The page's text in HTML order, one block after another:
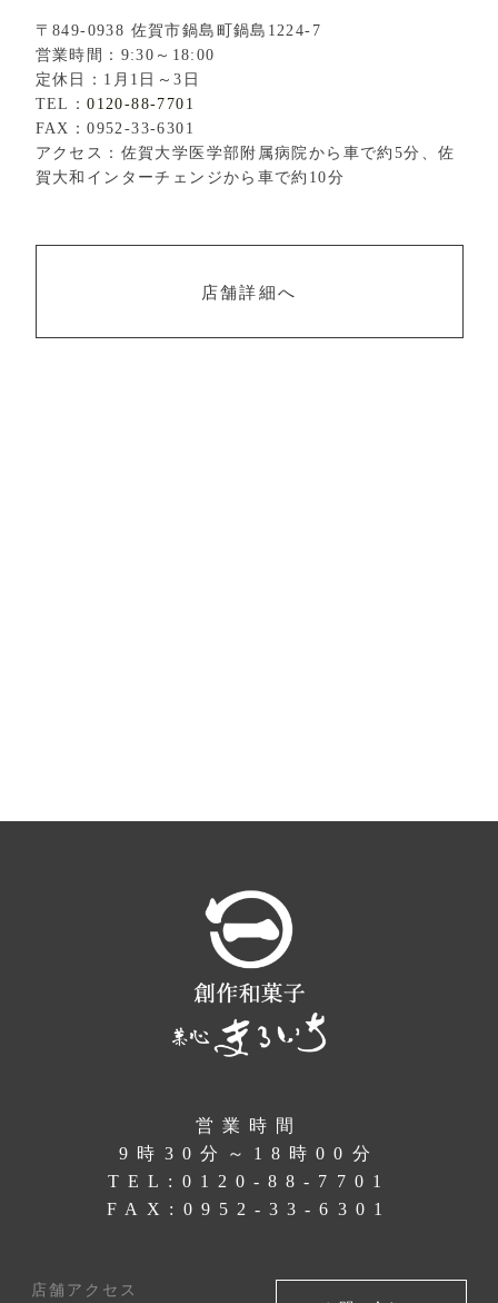
〒849-0938 佐賀市鍋島町鍋島1224-7
営業時間：9:30～18:00
定休日：1月1日～3日
TEL：0120-88-7701
FAX：0952-33-6301
アクセス：佐賀大学医学部附属病院から車で約5分、佐
賀大和インターチェンジから車で約10分
店舗詳細へ
営業時間
9時30分～18時00分
TEL: 0120-88-7701
FAX:0952-33-6301
店舗アクセス